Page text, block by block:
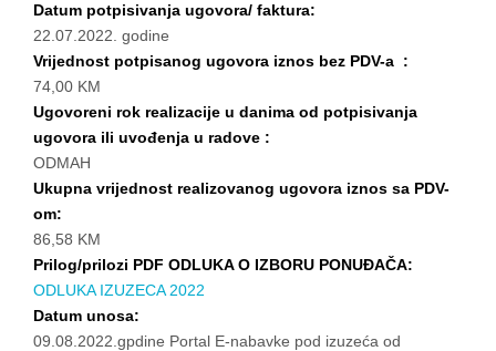
Datum potpisivanja ugovora/ faktura:
22.07.2022. godine
Vrijednost potpisanog ugovora iznos bez PDV-a :
74,00 KM
Ugovoreni rok realizacije u danima od potpisivanja
ugovora ili uvođenja u radove :
ODMAH
Ukupna vrijednost realizovanog ugovora iznos sa PDV-
om:
86,58 KM
Prilog/prilozi PDF ODLUKA O IZBORU PONUĐAČA:
ODLUKA IZUZECA 2022
Datum unosa:
09.08.2022.gpdine Portal E-nabavke pod izuzeća od